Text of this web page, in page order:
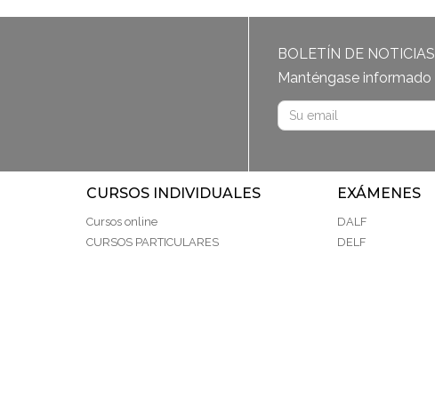
BOLETÍN DE NOTICIAS
Manténgase informado
CURSOS INDIVIDUALES
Cursos online
CURSOS PARTICULARES
EXÁMENES
DALF
DELF